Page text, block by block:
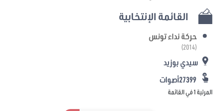
القائمة الإنتخابية
حركة نداء تونس
(2014)
سيدي بوزيد
المرتبة 1 في القائمة